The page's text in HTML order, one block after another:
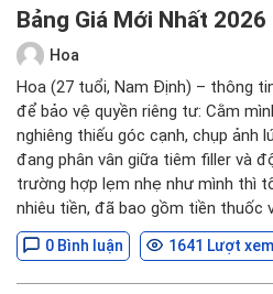
Bảng Giá Mới Nhất 2026
Hoa
Hoa (27 tuổi, Nam Định) – thông
để bảo vệ quyền riêng tư: Cằm
nghiêng thiếu góc cạnh, chụp ảnh
đang phân vân giữa tiêm filler và
trường hợp lẹm nhẹ như mình thì
nhiêu tiền, đã bao gồm tiền thuốc
0 Bình luận 1641 Lượt xem